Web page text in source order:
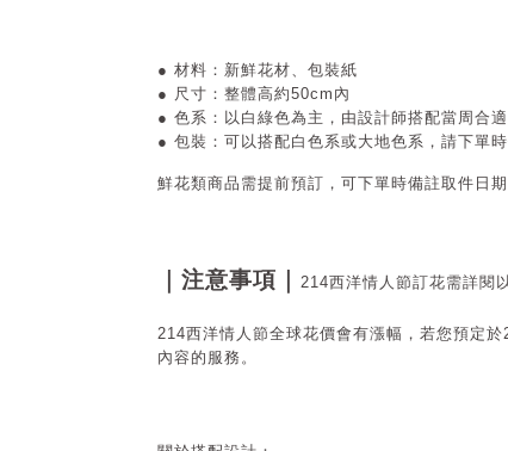
● 材料：新鮮花材、包裝紙
● 尺寸 ：整體高約50cm內
● 色系 ： 以白綠色為主， 由設計師搭配當周合
● 包裝 ：可以搭配白色系或大地色系，請下單
鮮花類商品需提前預訂，可下單時備註取件日
｜注意事項｜ 214西洋情人節訂花需詳閱
214西洋情人節全球花價會有漲幅，若您預定
內容的服務。